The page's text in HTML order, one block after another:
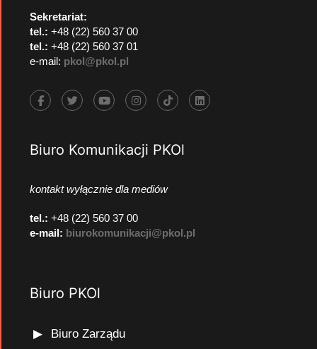
Sekretariat:
tel.: +48 (22) 560 37 00
tel.: +48 (22) 560 37 01
e-mail: pkol@pkol.pl
Biuro Komunikacji PKOl
kontakt wyłącznie dla mediów
tel.: +48 (22) 560 37 00
e-mail: biurokomunikacji@pkol.pl
Biuro PKOl
Biuro Zarządu